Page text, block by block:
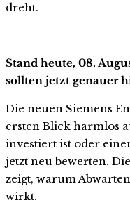
dreht.
Stand heute, 08.
sollten jetzt genauer
Die neuen Siemens
ersten Blick harmlos
investiert ist oder
jetzt neu bewerten.
zeigt, warum
wirkt.